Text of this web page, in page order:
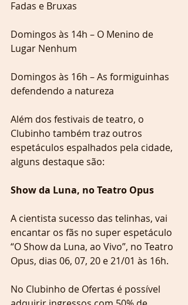
Fadas e Bruxas
Domingos às 14h – O Menino de
Lugar Nenhum
Domingos às 16h – As formiguinhas
defendendo a natureza
Além dos festivais de teatro, o
Clubinho também traz outros
espetáculos espalhados pela cidade,
alguns destaque são:
Show da Luna, no Teatro Opus
A cientista sucesso das telinhas, vai
encantar os fãs no super espetáculo
“O Show da Luna, ao Vivo”, no Teatro
Opus, dias 06, 07, 20 e 21/01 às 16h.
No Clubinho de Ofertas é possível